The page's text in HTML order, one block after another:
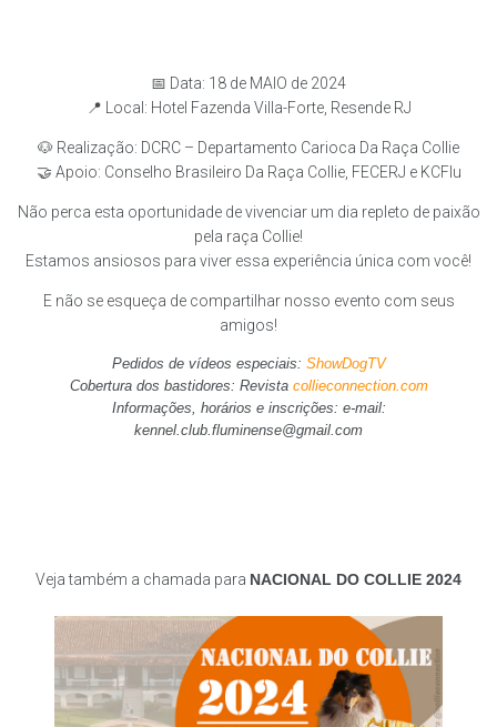
📅 Data: 18 de MAIO de 2024
📍 Local: Hotel Fazenda Villa-Forte, Resende RJ
🐶 Realização: DCRC – Departamento Carioca Da Raça Collie
🤝 Apoio: Conselho Brasileiro Da Raça Collie, FECERJ e KCFlu
Não perca esta oportunidade de vivenciar um dia repleto de paixão
pela raça Collie!
Estamos ansiosos para viver essa experiência única com você!
E não se esqueça de compartilhar nosso evento com seus
amigos!
Pedidos de vídeos especiais: ShowDogTV
Cobertura dos bastidores: Revista collieconnection.com
Informações, horários e inscrições: e-mail:
kennel.club.fluminense@gmail.com
Veja também a chamada para NACIONAL DO COLLIE 2024